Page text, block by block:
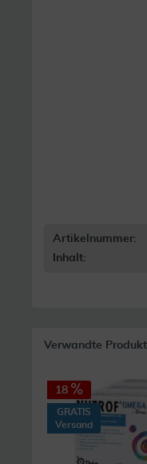
Artikelnummer:
Inhalt:
Verwandte
18
GRATIS
Versand